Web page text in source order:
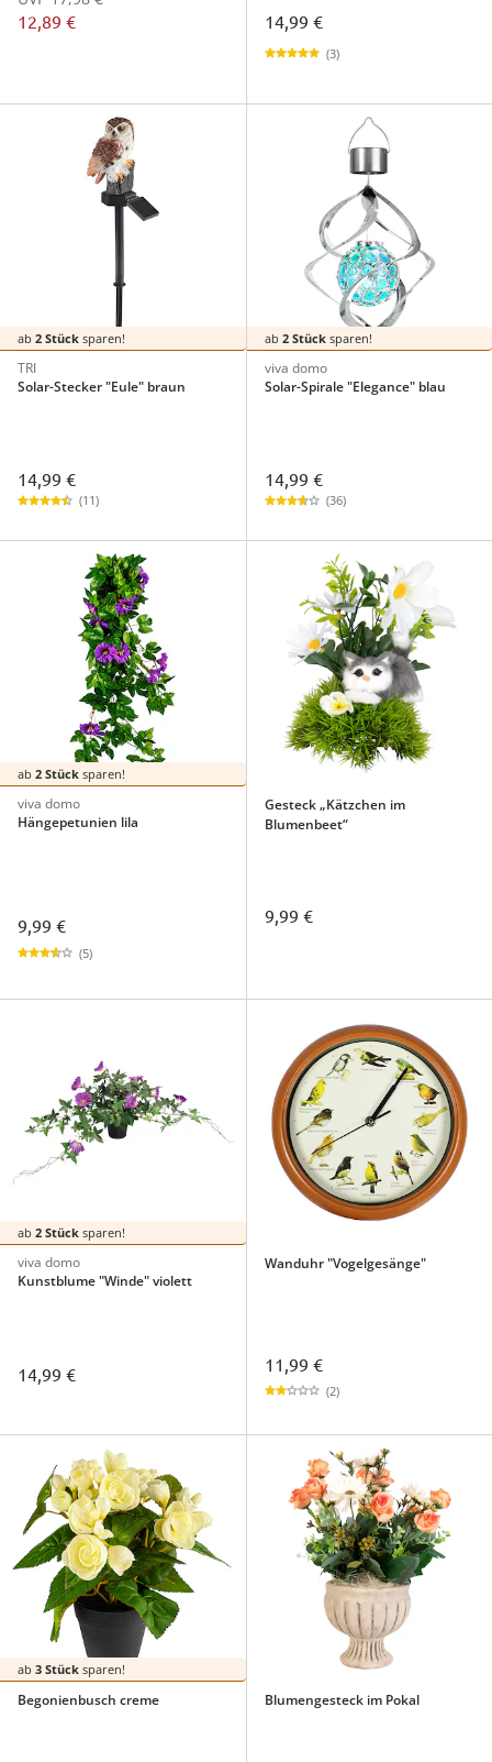
12,89 € 14,99 €
(3)
ab 2 Stück sparen!
TRI
Solar-Stecker "Eule" braun
14,99 €
(11)
ab 2 Stücksparen!
viva domo
Solar-Spirale "Elegance" blau
14,99 €
(36)
ab 2 Stück sparen!
viva domo
Hängepetunien lila
9,99 €
(5)
Gesteck „Kätzchen im
Blumenbeet“
9,99 €
ab 2 Stück sparen!
viva domo
Kunstblume "Winde" violett
14,99 €
Wanduhr "Vogelgesänge"
11,99 €
(2)
ab 3 Stück sparen!
Begonienbusch creme Blumengesteck im Pokal